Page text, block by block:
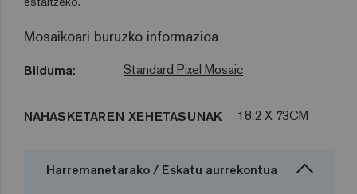
Mosaikoari buruzko informazioa
Bilduma: Standard Pixel Mosaic
NAHASKETAREN XEHETASUNAK 18,2 X 73CM
Harremanetarako / Eskatu aurrekontua